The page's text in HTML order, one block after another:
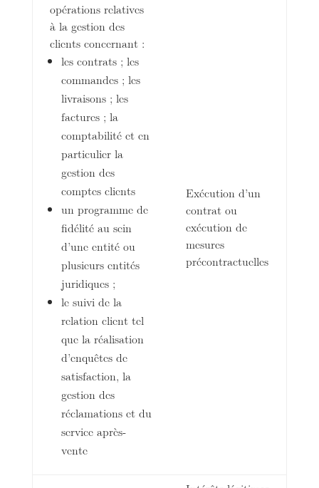
opérations relatives
à la gestion des
clients concernant :
les contrats ; les
commandes ; les
livraisons ; les
factures ; la
comptabilité et en
particulier la
gestion des
comptes clients
un programme de
fidélité au sein
d’une entité ou
plusieurs entités
juridiques ;
le suivi de la
relation client tel
que la réalisation
d’enquêtes de
satisfaction, la
gestion des
réclamations et du
service après-
vente
Exécution d’un
contrat ou
exécution de
mesures
précontractuelles